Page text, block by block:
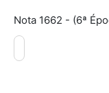
Nota 1662 - (6ª